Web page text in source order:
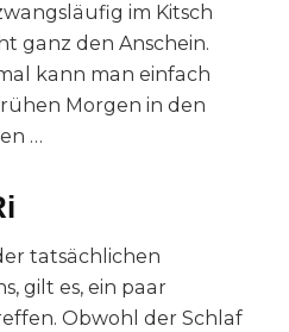
im Kitsch
ganz den Anschein.
kann man einfach
Morgen in den
…
tatsächlichen
gilt es, ein paar
Obwohl der Schlaf